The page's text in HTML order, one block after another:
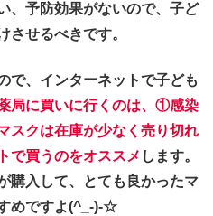
、予防効果がないので、子ど
させるべきです。
で、インターネットで子ども
局に買いに行くのは、①感染
スクは在庫が少なく売り切れ
で買うのをオススメ します。
購入して、とても良かったマ
めですよ(^_-)-☆